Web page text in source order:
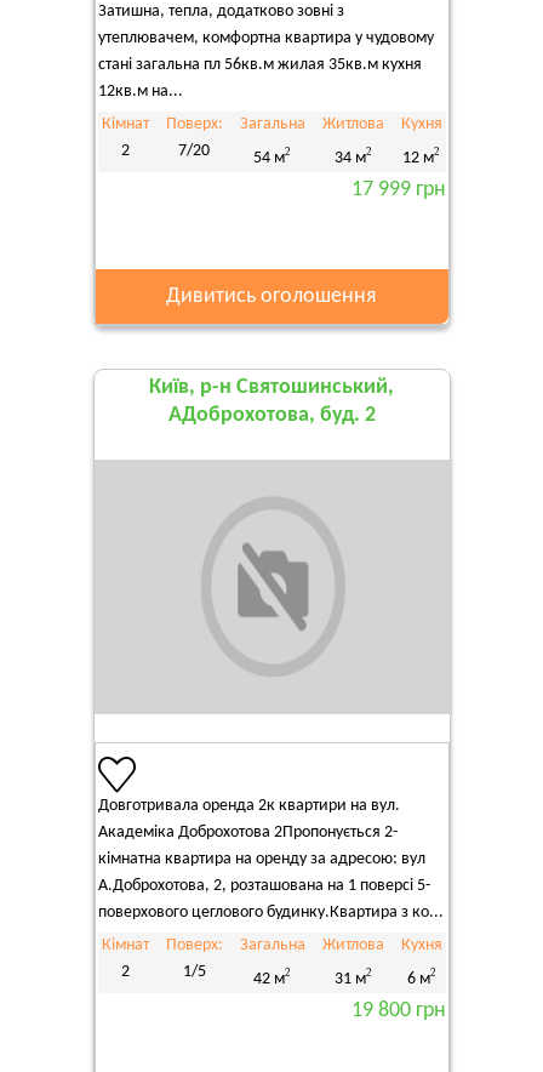
Затишна, тепла, додатково зовні з
утеплювачем, комфортна квартира у чудовому
стані загальна пл 56кв.м жилая 35кв.м кухня
12кв.м на...
Кімнат
2
Поверх:
7/20
Загальна
54 м2
Житлова
34 м2
Кухня
12 м2
17 999 грн
Дивитись оголошення
Київ, р-н Святошинський,
АДоброхотова, буд. 2
Довготривала оренда 2к квартири на вул.
Академіка Доброхотова 2Пропонується 2-
кімнатна квартира на оренду за адресою: вул
А.Доброхотова, 2, розташована на 1 поверсі 5-
поверхового цеглового будинку.Квартира з ко...
Кімнат
2
Поверх:
1/5
Загальна
42 м2
Житлова
31 м2
Кухня
6 м2
19 800 грн